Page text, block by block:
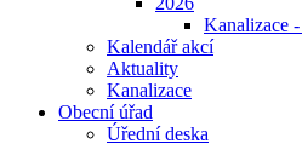
Kanalizace
Kalendář akcí
Aktuality
Kanalizace
Obecní úřad
Úřední deska